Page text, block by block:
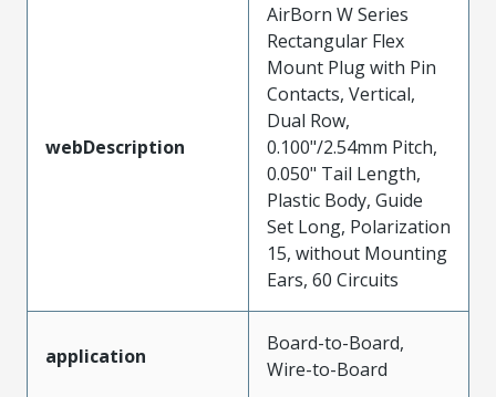
webDescription
AirBorn W Series
Rectangular Flex
Mount Plug with Pin
Contacts, Vertical,
Dual Row,
0.100"/2.54mm Pitch,
0.050" Tail Length,
Plastic Body, Guide
Set Long, Polarization
15, without Mounting
Ears, 60 Circuits
application
Board-to-Board,
Wire-to-Board